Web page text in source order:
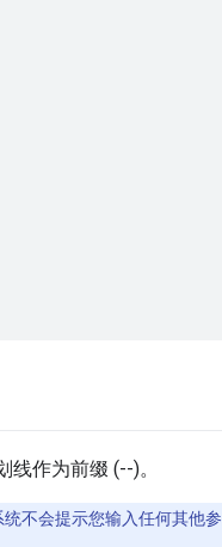
作为前缀 (--)。
统不会提示您输入任何其他参